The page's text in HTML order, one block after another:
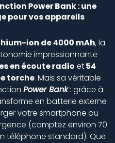
Power Bank : une
pour vos appareils
ion de 4000 mAh, la
impressionnante
en écoute radio et54
torche. Mais sa véritable
Power Bank: grâce à
en batterie externe
votre smartphone ou
(comptez environ 70
téléphone standard). Que